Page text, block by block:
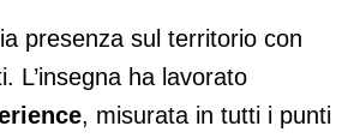
presenza sul territorio con
L’insegna ha lavorato
, misurata in tutti i punti